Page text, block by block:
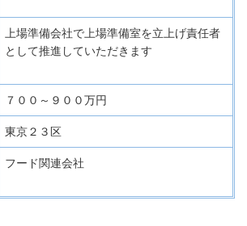
上場準備会社で上場準備室を立上げ責任者
として推進していただきます
７００～９００万円
東京２３区
フード関連会社